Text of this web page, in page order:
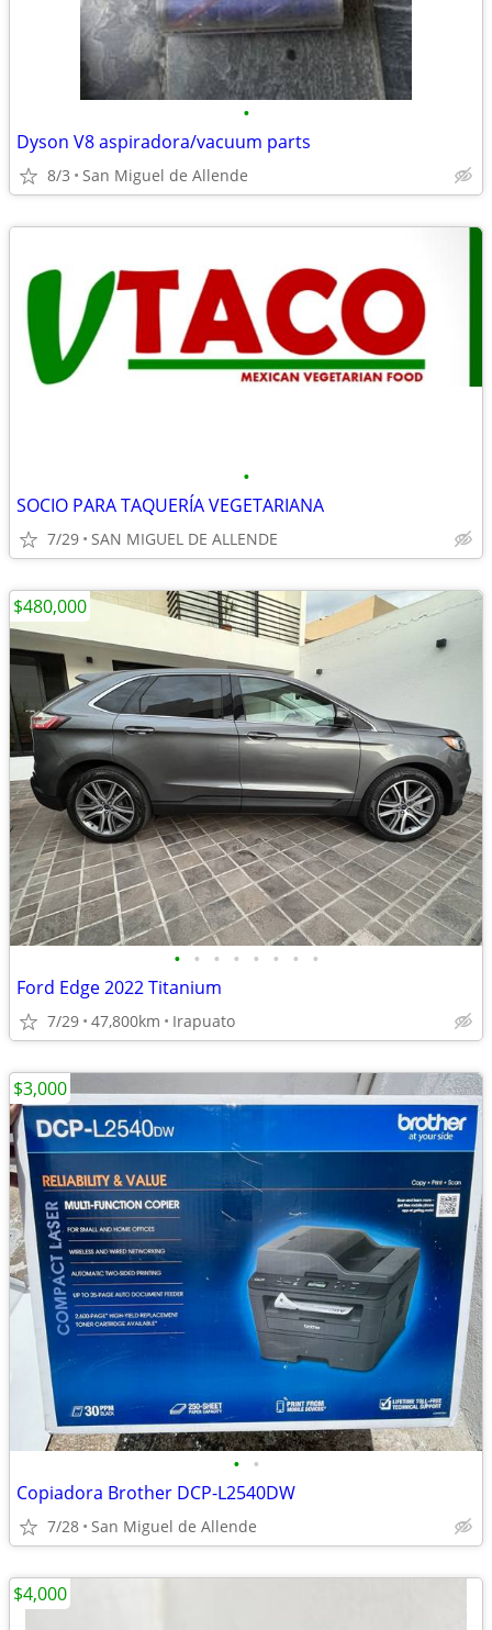
•
Dyson V8 aspiradora/vacuum parts
8/3 San Miguel de Allende
•
SOCIO PARA TAQUERÍA VEGETARIANA
7/29 SAN MIGUEL DE ALLENDE
• • • • • • • •
Ford Edge 2022 Titanium
7/29 47,800km Irapuato
$480,000
• •
Copiadora Brother DCP-L2540DW
7/28 San Miguel de Allende
$3,000
$4,000